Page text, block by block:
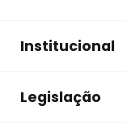
Institucional
Legislação